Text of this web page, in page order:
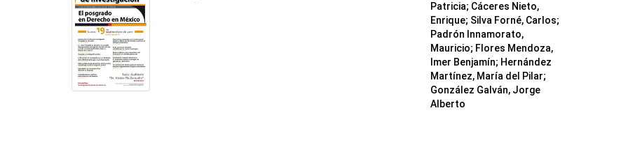
Patricia; Cáceres Nieto,
Enrique; Silva Forné, Carlos;
Padrón Innamorato,
Mauricio; Flores Mendoza,
Imer Benjamín; Hernández
Martínez, María del Pilar;
González Galván, Jorge
Alberto